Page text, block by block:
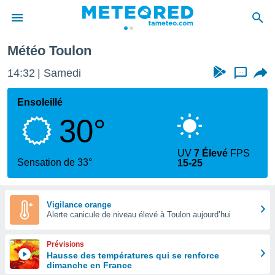
de
Météo Toulon
14:32 Samedi ...
Ensoleillé
30°
Sensation de 33°
UV7 Élevé FPS
15-25
Vigilance orange
Alerte canicule de niveau élevé à Toulon aujourd’hui
Prévisions
Hausse des températures qui se renforce
dimanche en France